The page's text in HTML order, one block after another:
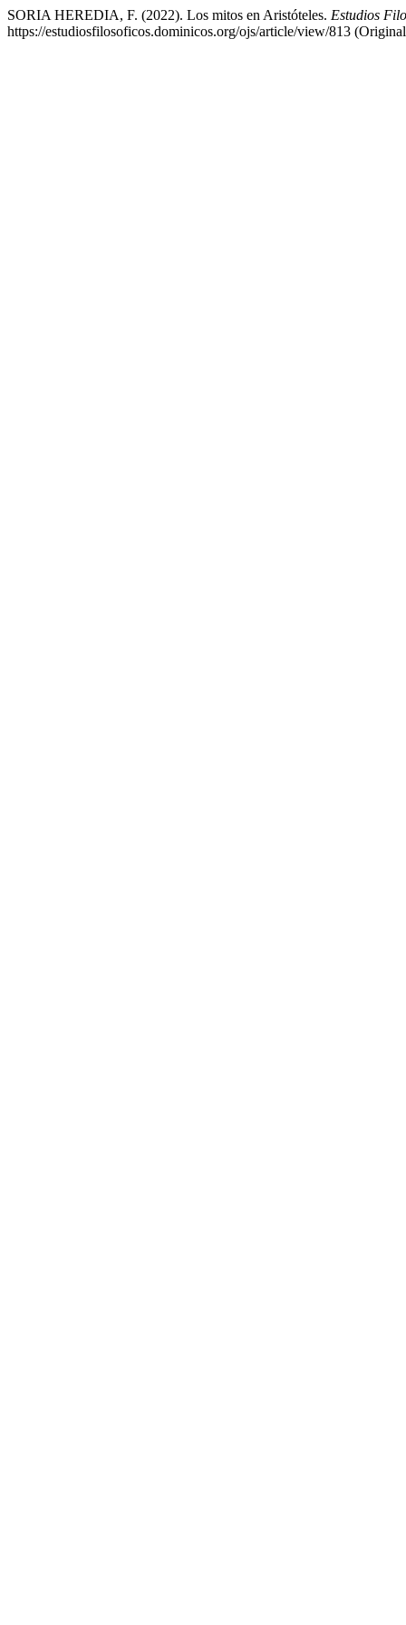
SORIA HEREDIA, F. (2022). Los mitos en Aristóteles. Estudios
https://estudiosfilosoficos.dominicos.org/ojs/article/view/813